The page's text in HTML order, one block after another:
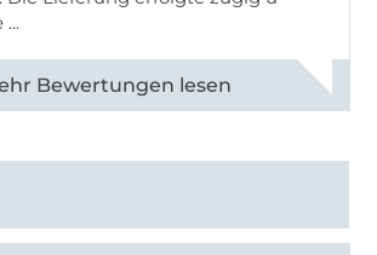
Bewertungen ansehen